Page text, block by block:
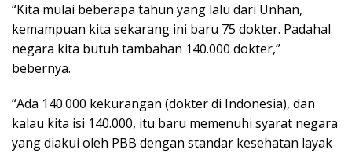
“Kita mulai beberapa tahun yang lalu dari Unhan,
kemampuan kita sekarang ini baru 75 dokter. Padahal
negara kita butuh tambahan 140.000 dokter,”
bebernya.
“Ada 140.000 kekurangan (dokter di Indonesia), dan
kalau kita isi 140.000, itu baru memenuhi syarat negara
yang diakui oleh PBB dengan standar kesehatan layak